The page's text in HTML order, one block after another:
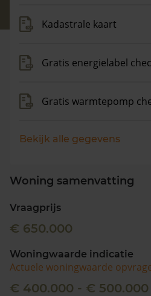
Kadastrale kaart
Gratis energielabel
Gratis warmtepomp
Bekijk alle gegevens
Woning samenvatting
Vraagprijs
€ 650.000
Woningwaarde indicatie
Actuele woningwaarde
€ 400.000 - € 500.000